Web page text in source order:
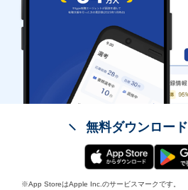
無料ダウンロー
※App StoreはApple Inc.のサービスマークです。